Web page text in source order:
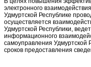
электронного
Удмуртской Республике
осуществляется
Удмуртской Республики,
информационного
самоуправления Удмуртской
сроков предоставления